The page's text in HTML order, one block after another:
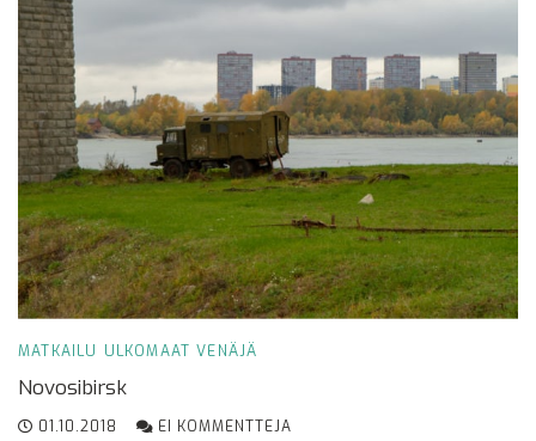
MATKAILU ULKOMAAT VENÄJÄ
Novosibirsk
01.10.2018 EI KOMMENTTEJA